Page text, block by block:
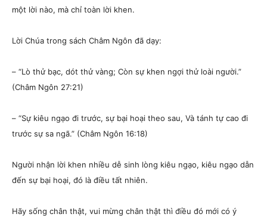
một lời nào, mà chỉ toàn lời khen.
Lời Chúa trong sách Châm Ngôn đã dạy:
– “Lò thử bạc, dót thử vàng; Còn sự khen ngợi thử loài người.”
(Châm Ngôn 27:21)
– “Sự kiêu ngạo đi trước, sự bại hoại theo sau, Và tánh tự cao đi
trước sự sa ngã.” (Châm Ngôn 16:18)
Người nhận lời khen nhiều dễ sinh lòng kiêu ngạo, kiêu ngạo dẫn
đến sự bại hoại, đó là điều tất nhiên.
Hãy sống chân thật, vui mừng chân thật thì điều đó mới có ý